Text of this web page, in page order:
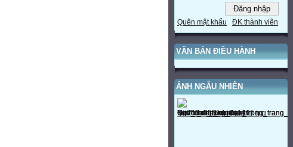
Quên mật khẩu ĐK thành viên
VĂN BẢN ĐIỀU HÀNH
ẢNH NGẪU NHIÊN